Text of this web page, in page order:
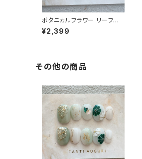
ボタニカルフラワー リーフネ
イル ベリーショート ネイルチ
ップ 紺のワンピに合う 植物
¥2,399
その他の商品